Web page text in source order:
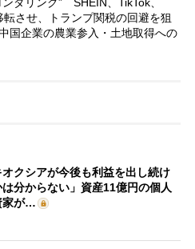
させ、トランプ関税の回避を狙
国企業の農業参入・土地取得への
オクシアが今後も利益を出し続け
は分からない」資産11億円の個人
家が…